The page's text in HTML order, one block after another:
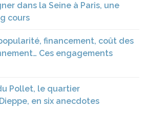
dans la Seine à Paris, une
cours
financement, coût des
Ces engagements
Pollet, le quartier
en six anecdotes